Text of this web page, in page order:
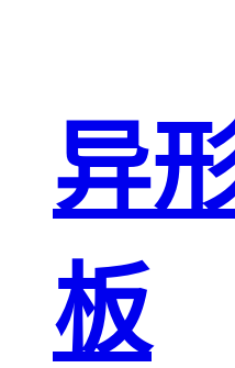
异
板